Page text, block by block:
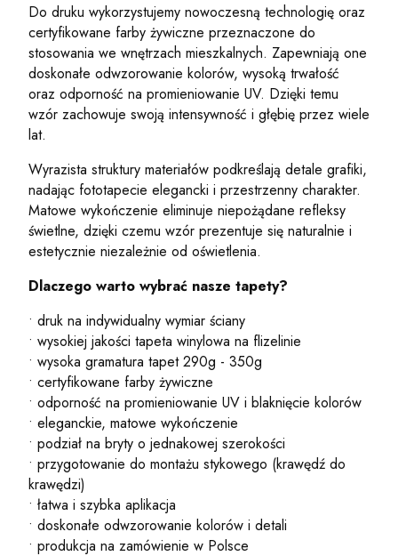
Do druku wykorzystujemy nowoczesną technologię oraz
certyfikowane farby żywiczne przeznaczone do
stosowania we wnętrzach mieszkalnych. Zapewniają one
doskonałe odwzorowanie kolorów, wysoką trwałość
oraz odporność na promieniowanie UV. Dzięki temu
wzór zachowuje swoją intensywność i głębię przez wiele
lat.
Wyrazista struktury materiałów podkreślają detale grafiki,
nadając fototapecie elegancki i przestrzenny charakter.
Matowe wykończenie eliminuje niepożądane refleksy
świetlne, dzięki czemu wzór prezentuje się naturalnie i
estetycznie niezależnie od oświetlenia.
Dlaczego warto wybrać nasze tapety?
• druk na indywidualny wymiar ściany
• wysokiej jakości tapeta winylowa na flizelinie
• wysoka gramatura tapet 290g - 350g
• certyfikowane farby żywiczne
• odporność na promieniowanie UV i blaknięcie kolorów
• eleganckie, matowe wykończenie
• podział na bryty o jednakowej szerokości
• przygotowanie do montażu stykowego (krawędź do
krawędzi)
• łatwa i szybka aplikacja
• doskonałe odwzorowanie kolorów i detali
• produkcja na zamówienie w Polsce